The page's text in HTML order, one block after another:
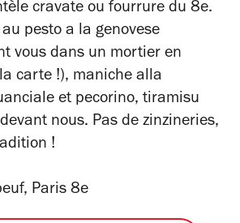
cravate ou fourrure du 8e.
pesto a la genovese
vous dans un mortier en
carte !), maniche alla
et pecorino, tiramisu
nous. Pas de zinzineries,
!
Paris 8e